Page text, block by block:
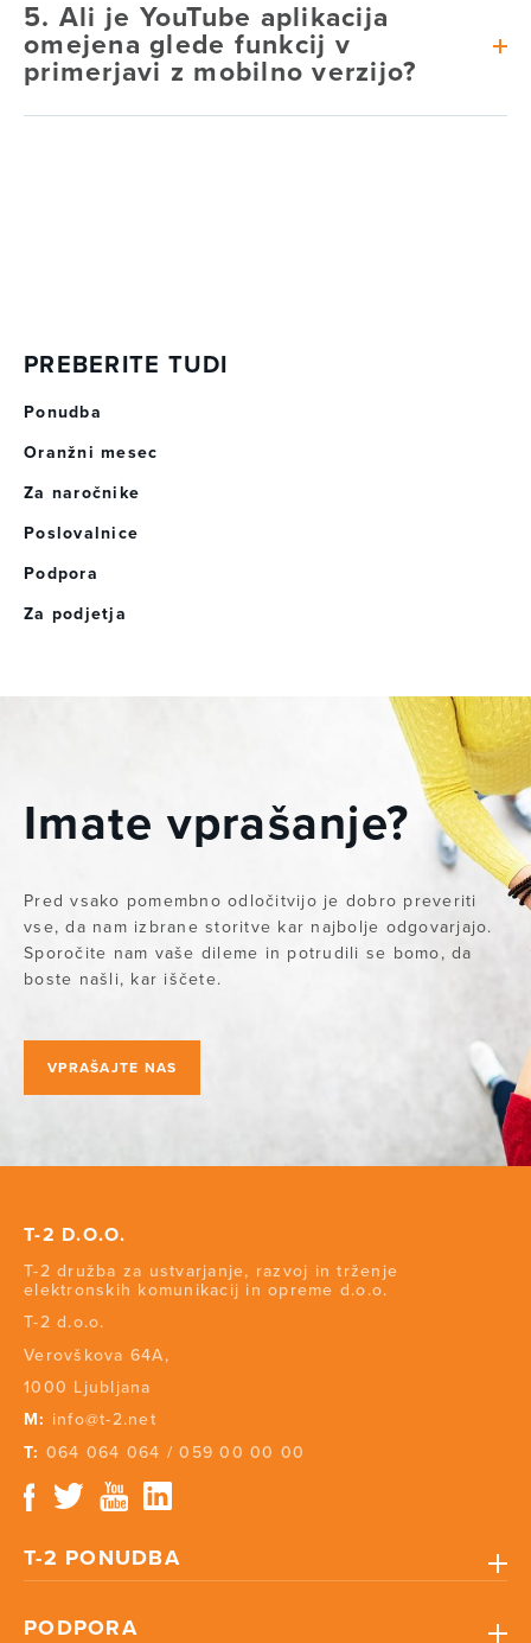
5. Ali je YouTube aplikacija
omejena glede funkcij v
primerjavi z mobilno verzijo?
PREBERITE TUDI
Ponudba
Oranžni mesec
Za naročnike
Poslovalnice
Podpora
Za podjetja
Imate vprašanje?
Pred vsako pomembno odločitvijo je dobro preveriti
vse, da nam izbrane storitve kar najbolje odgovarjajo.
Sporočite nam vaše dileme in potrudili se bomo, da
boste našli, kar iščete.
VPRAŠAJTE NAS
T-2 D.O.O.
T-2 družba za ustvarjanje, razvoj in trženje
elektronskih komunikacij in opreme d.o.o.
T-2 d.o.o.
Verovškova 64A,
1000 Ljubljana
M: info@t-2.net
T: 064 064 064 /059 00 00 00
T-2 PONUDBA
PODPORA